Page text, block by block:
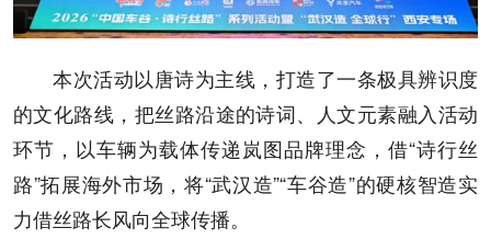
本次活动以唐诗为主线，打造了一条极具辨识度
的文化路线，把丝路沿途的诗词、人文元素融入活动
环节，以车辆为载体传递岚图品牌理念，借“诗行丝
路”拓展海外市场，将“武汉造”“车谷造”的硬核智造实
力借丝路长风向全球传播。